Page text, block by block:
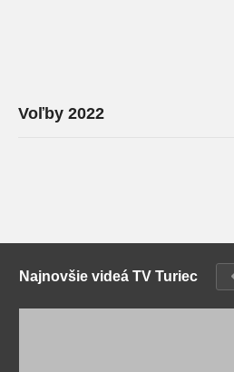
Voľby 2022
Najnovšie videá TV Turiec